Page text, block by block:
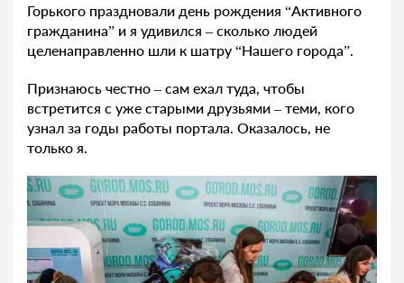
Горького праздновали день рождения “Активного
гражданина” и я удивился – сколько людей
целенаправленно шли к шатру “Нашего города”.
Признаюсь честно – сам ехал туда, чтобы
встретится с уже старыми друзьями – теми, кого
узнал за годы работы портала. Оказалось, не
только я.